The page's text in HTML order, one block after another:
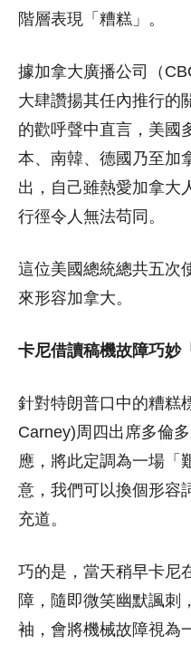
階層表現「糟糕」。
據加拿大廣播公司（
大肆讚揚其任內推行的
的歡呼聲中直言，美國
本、南韓、德國乃至加
出，自己雖熱愛加拿大
行徑令人無法苟同。
這位美國總統總共五次
來形容加拿大。
卡尼借讀稿機故障巧妙
針對特朗普口中的糟糕
Carney)周四出席多倫
應，將此定調為一場「
意，我們可以換個形容
充道。
巧的是，當天稍早卡尼
障，隨即微笑幽默諷刺
袖，會將機械故障視為